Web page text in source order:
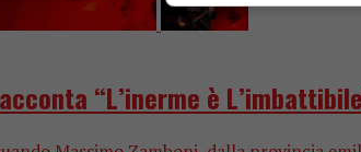
“L’inerme è